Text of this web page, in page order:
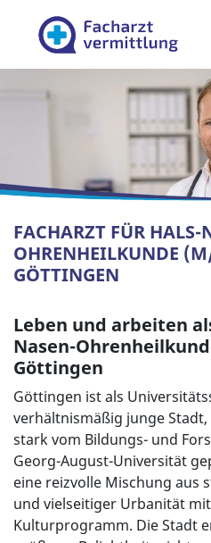
FACHARZT FÜR HALS-
OHRENHEILKUNDE
GÖTTINGEN
Leben und arbeiten
Nasen-
Göttingen
Göttingen ist als
verhältnismäßig junge
stark vom Bildungs- und
Georg-August-Universität
eine reizvolle Mischung aus
und vielseitiger Urbanität
Kulturprogramm. Die Stadt